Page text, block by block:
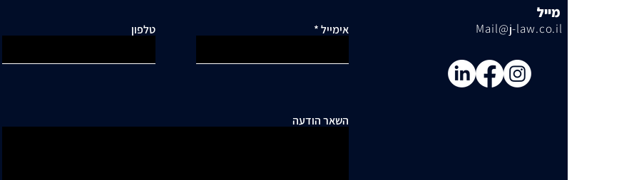
טלפון אימייל
השאר הודעה
מייל
Mail@j-law.co.il